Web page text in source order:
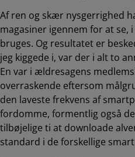
Af ren og skær nysgerrighed
magasiner igennem for at
bruges. Og resultatet er
jeg kiggede i, var der i alt to
En var i ældresagens
overraskende eftersom
den laveste frekvens af
fordomme, formentlig også
tilbøjelige ti at downloade
standard i de forskellige